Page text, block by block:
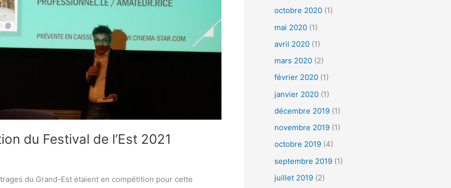
du Festival de l’Est 2021
du Grand-Est étaient en compétition pour cette
octobre 2020(1)
mai 2020(1)
avril 2020(1)
mars 2020(2)
février 2020(1)
janvier 2020(1)
décembre 2019(1)
novembre 2019(1)
octobre 2019(4)
septembre 2019(1)
juillet 2019(2)